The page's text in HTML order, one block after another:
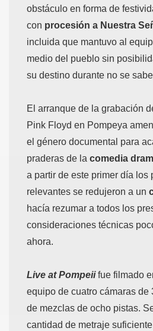
obstáculo en forma de
con procesión a Nuestra
incluida que mantuvo al
medio del pueblo sin
su destino durante no se
El arranque de la grabación
Pink Floyd en Pompeya
el género documental para
praderas de la comedia
a partir de este primer día los
relevantes se redujeron a un
hacía rezumar a todos los
consideraciones técnicas
ahora.
Live at Pompeiifue filmado
equipo de cuatro cámaras de
de mezclas de ocho pistas.
cantidad de metraje